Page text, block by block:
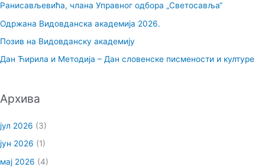
з
а
:
Ранисављевића, члана Управног одбора „Светосавља“
Одржана Видовданска академија 2026.
Позив на Видовданску академију
Дан Ћирила и Методија – Дан словенске писмености и културе
Архива
јул 2026 (3)
јун 2026 (1)
мај 2026 (4)